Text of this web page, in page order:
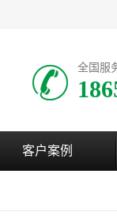
全国服
客户案例